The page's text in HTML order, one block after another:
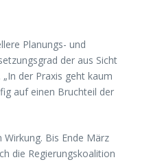
Planungs- und
der aus Sicht
der Praxis geht kaum
auf einen Bruchteil der
Bis Ende März
die Regierungskoalition